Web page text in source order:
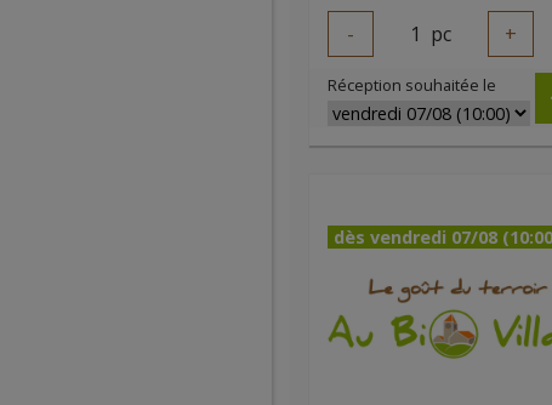
- 1 pc +
Réception souhaitée le
dès vendredi 07/08